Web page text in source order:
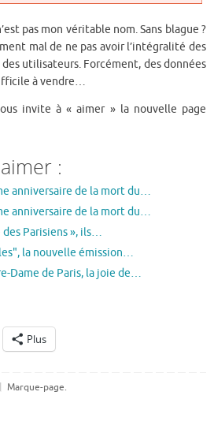
pas mon véritable nom. Sans blague ?
mal de ne pas avoir l’intégralité des
utilisateurs. Forcément, des données
à vendre…
invite à « aimer » la nouvelle page
:
anniversaire de la mort du…
anniversaire de la mort du…
Parisiens », ils…
la nouvelle émission…
Dame de Paris, la joie de…
Plus
Marque-page.